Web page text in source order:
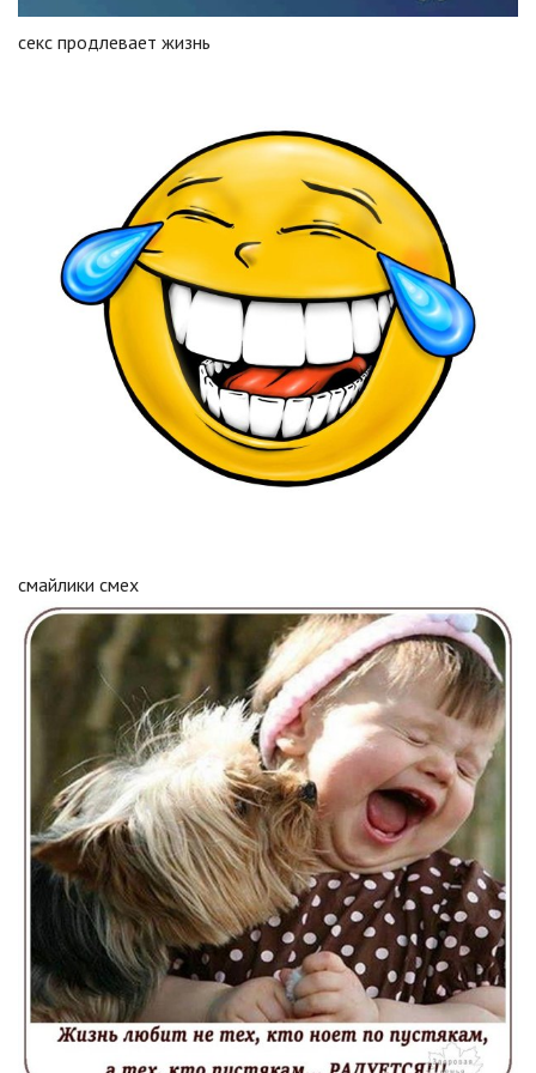
секс продлевает жизнь
смайлики смех